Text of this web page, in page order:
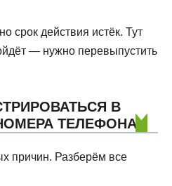
срок действия истёк. Тут
— нужно перевыпустить
В
ТЕЛЕФОНА
причин. Разберём все